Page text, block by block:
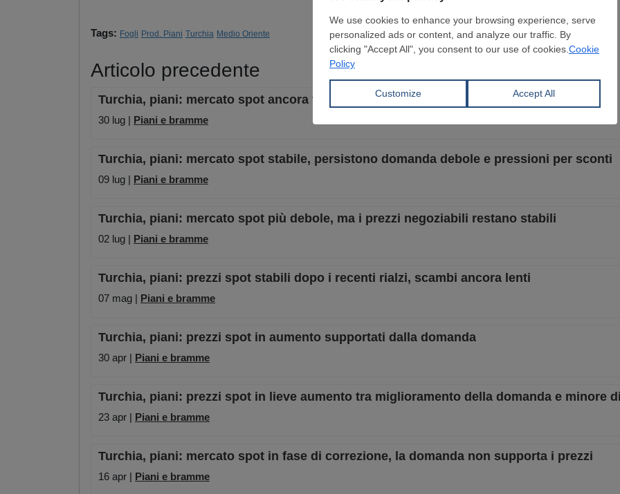
Tags: Fogli Prod. Piani Turchia Medio Oriente
Articolo precedente
Turchia, piani: mercato spot ancora fermo, gli sconti non rilanciano le vendite
30 lug | Piani e bramme
Turchia, piani: mercato spot stabile, persistono domanda debole e pressioni per sconti
09 lug | Piani e bramme
Turchia, piani: mercato spot più debole, ma i prezzi negoziabili restano stabili
02 lug | Piani e bramme
Turchia, piani: prezzi spot stabili dopo i recenti rialzi, scambi ancora lenti
07 mag | Piani e bramme
Turchia, piani: prezzi spot in aumento supportati dalla domanda
30 apr | Piani e bramme
Turchia, piani: prezzi spot in lieve aumento tra miglioramento della domanda e minore
23 apr | Piani e bramme
Turchia, piani: mercato spot in fase di correzione, la domanda non supporta i prezzi
16 apr | Piani e bramme